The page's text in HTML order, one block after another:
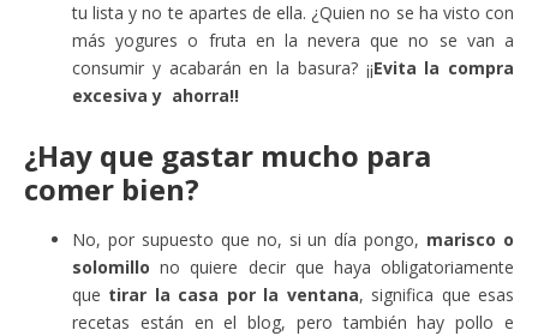
tu lista y no te apartes de ella. ¿Quien no se ha visto con
más yogures o fruta en la nevera que no se van a
consumir y acabarán en la basura? ¡¡Evita la compra
excesiva y ahorra!!
¿Hay que gastar mucho para
comer bien?
No, por supuesto que no, si un día pongo, marisco o
solomillo no quiere decir que haya obligatoriamente
que tirar la casa por la ventana, significa que esas
recetas están en el blog, pero también hay pollo e